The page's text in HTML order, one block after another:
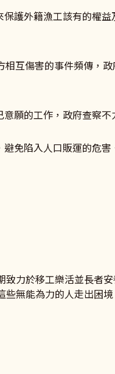
護外籍漁工該有的權
互傷害的事件頻傳，
願的工作，政府查察不
免陷入人口販運的危害
力於移工樂活並長者
無能為力的人走出困